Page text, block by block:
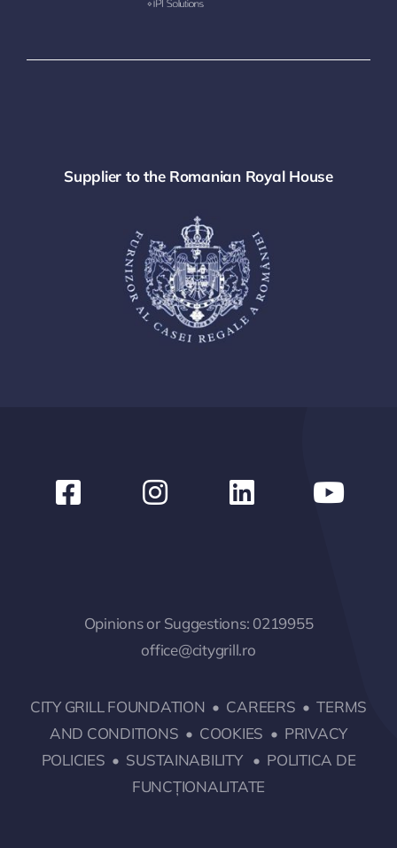
Supplier to the Romanian Royal House
Opinions or Suggestions: 0219955
office@citygrill.ro
CITY GRILL FOUNDATION • CAREERS •TERMS
AND CONDITIONS • COOKIES • PRIVACY
POLICIES • SUSTAINABILITY• POLITICA DE
FUNCȚIONALITATE